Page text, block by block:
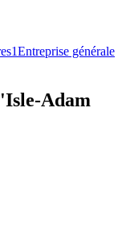
1Entreprise générale
Adam